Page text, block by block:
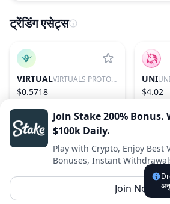
ट्रेंडिंग एसेट्स
VIRTUAL VIRTUALS PROTOCOL
$0.5718
UNI
$4.02
Advertise With Us ⭐️
Interested in advertising? Reach us
DropsTab.com
Join Stake 200% Bonus.
$100k Daily.
Play with Crypto, Enjoy Best
Bonuses, Instant
Join Now